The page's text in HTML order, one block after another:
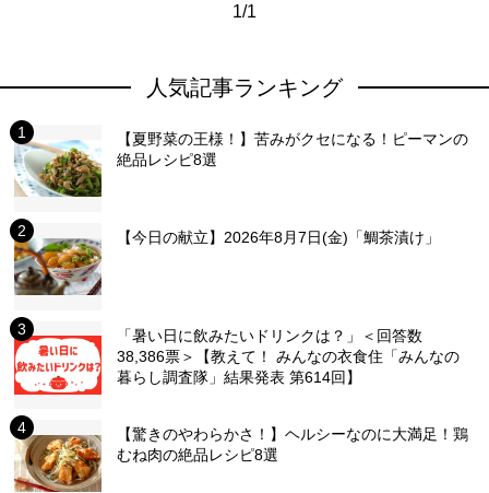
1/1
人気記事ランキング
【夏野菜の王様！】苦みがクセになる！ピーマンの
絶品レシピ8選
【今日の献立】2026年8月7日(金)「鯛茶漬け」
「暑い日に飲みたいドリンクは？」＜回答数
38,386票＞【教えて！ みんなの衣食住「みんなの
暮らし調査隊」結果発表 第614回】
【驚きのやわらかさ！】ヘルシーなのに大満足！鶏
むね肉の絶品レシピ8選